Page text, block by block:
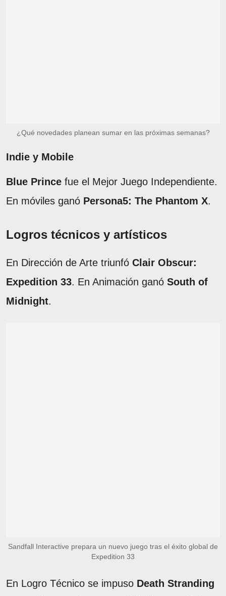
¿Qué novedades planean sumar en las próximas semanas?
Indie y Mobile
Blue Prince fue el Mejor Juego Independiente.
En móviles ganó Persona5: The Phantom X.
Logros técnicos y artísticos
En Dirección de Arte triunfó Clair Obscur:
Expedition 33. En Animación ganó South of
Midnight.
Sandfall Interactive prepara un nuevo juego tras el éxito global de
Expedition 33
En Logro Técnico se impuso Death Stranding